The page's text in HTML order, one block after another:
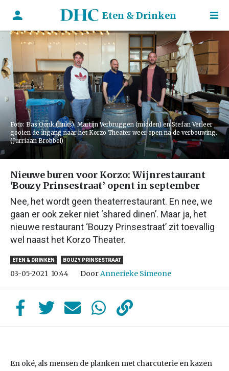
Eten & Drinken
Foto: Bas Oonk (links), Martijn Verbruggen (midden) en Stefan Verleer
gooien de ingang naar het Korzo Theater weer open na de verbouwing.
(Jurriaan Brobbel)
Nieuwe buren voor Korzo: Wijnrestaurant
‘Bouzy Prinsestraat’ opent in september
Nee, het wordt geen theaterrestaurant. En nee, we
gaan er ook zeker niet ‘shared dinen’. Maar ja, het
nieuwe restaurant ‘Bouzy Prinsestraat’ zit toevallig
wel naast het Korzo Theater.
ETEN & DRINKEN BOUZY PRINSESTRAAT
03-05-2021 10:44 DoorAnnerieke Simeone
En oké, als mensen de planken met charcuterie en kazen